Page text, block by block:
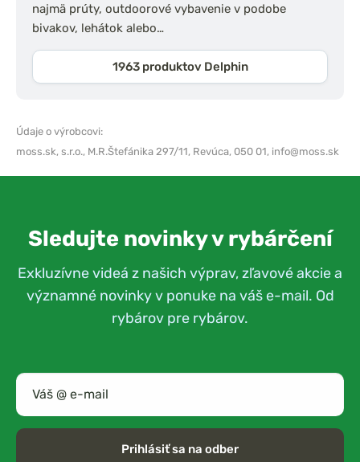
najmä prúty, outdoorové vybavenie v podobe
bivakov, lehátok alebo…
1963 produktov Delphin
Údaje o výrobcovi:
moss.sk, s.r.o., M.R.Štefánika 297/11, Revúca, 050 01, info@moss.sk
Sledujte novinky v rybárčení
Exkluzívne videá z našich výprav, zľavové akcie a
významné novinky v ponuke na váš e-mail. Od
rybárov pre rybárov.
Prihlásiť sa na odber